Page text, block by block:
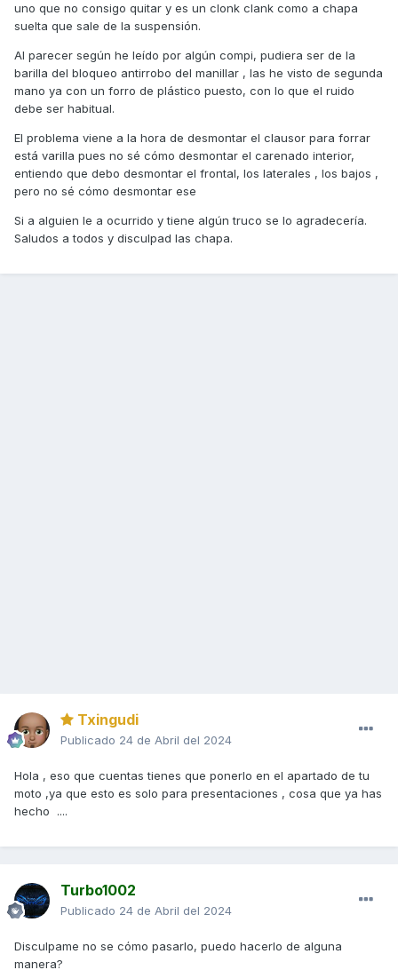
uno que no consigo quitar y es un clonk clank como a chapa
suelta que sale de la suspensión.
Al parecer según he leído por algún compi, pudiera ser de la
barilla del bloqueo antirrobo del manillar , las he visto de segunda
mano ya con un forro de plástico puesto, con lo que el ruido
debe ser habitual.
El problema viene a la hora de desmontar el clausor para forrar
está varilla pues no sé cómo desmontar el carenado interior,
entiendo que debo desmontar el frontal, los laterales , los bajos ,
pero no sé cómo desmontar ese
Si a alguien le a ocurrido y tiene algún truco se lo agradecería.
Saludos a todos y disculpad las chapa.
Txingudi
Publicado 24 de Abril del 2024
Hola , eso que cuentas tienes que ponerlo en el apartado de tu
moto ,ya que esto es solo para presentaciones , cosa que ya has
hecho ....
Turbo1002
Publicado 24 de Abril del 2024
Disculpame no se cómo pasarlo, puedo hacerlo de alguna
manera?